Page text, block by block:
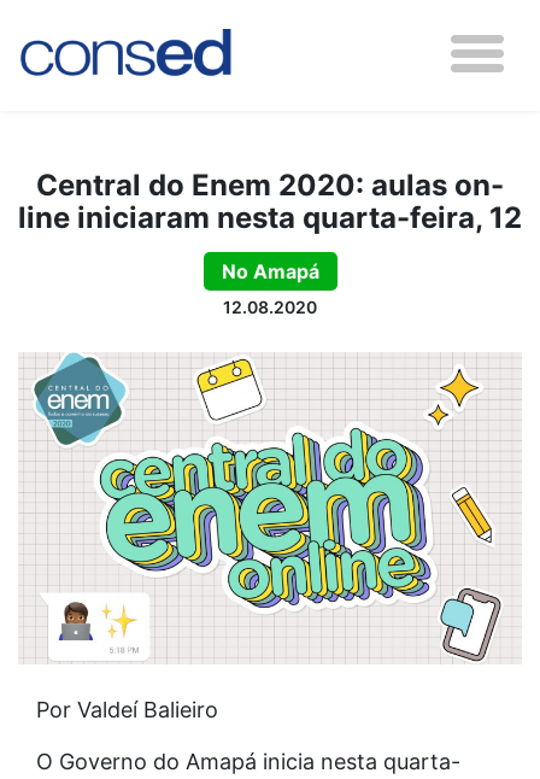
Central do Enem 2020: aulas on-
line iniciaram nesta quarta-feira, 12
No Amapá
12.08.2020
Por Valdeí Balieiro
O Governo do Amapá inicia nesta quarta-